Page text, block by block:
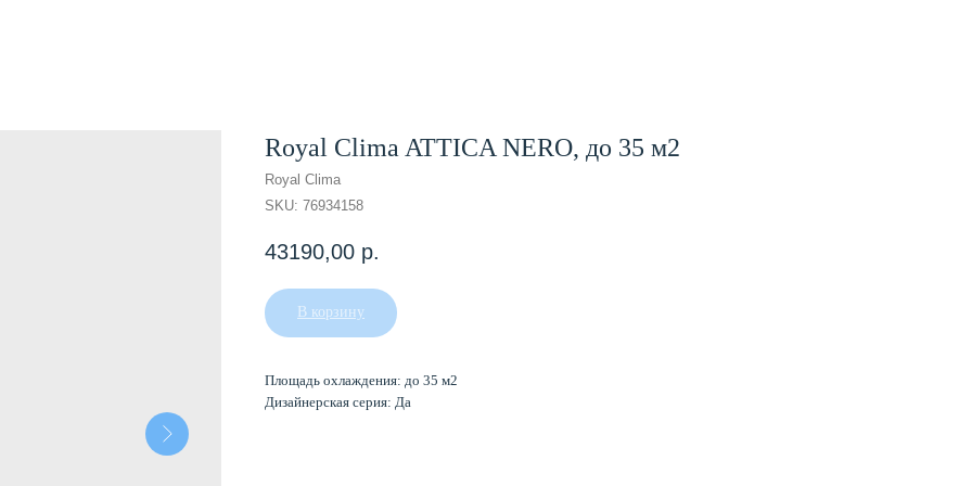
Royal Clima ATTICA NERO, до 35 м2
Royal Clima
SKU: 76934158
43190,00 р.
В корзину
Площадь охлаждения: до 35 м2
Дизайнерская серия: Да